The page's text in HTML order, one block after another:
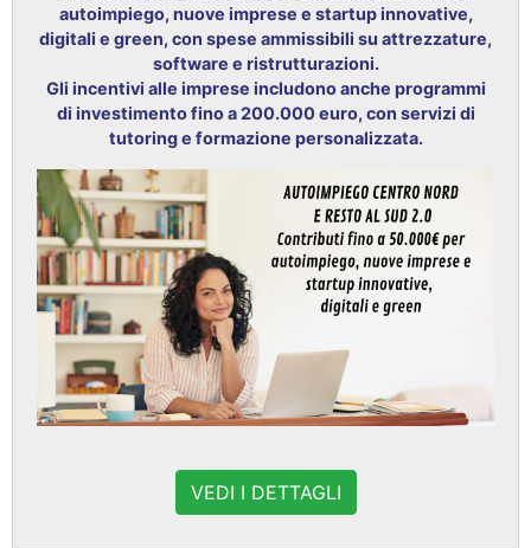
autoimpiego, nuove imprese e startup innovative,
digitali e green, con spese ammissibili su attrezzature,
software e ristrutturazioni.
Gli incentivi alle imprese includono anche programmi
di investimento fino a 200.000 euro, con servizi di
tutoring e formazione personalizzata.
VEDI I DETTAGLI